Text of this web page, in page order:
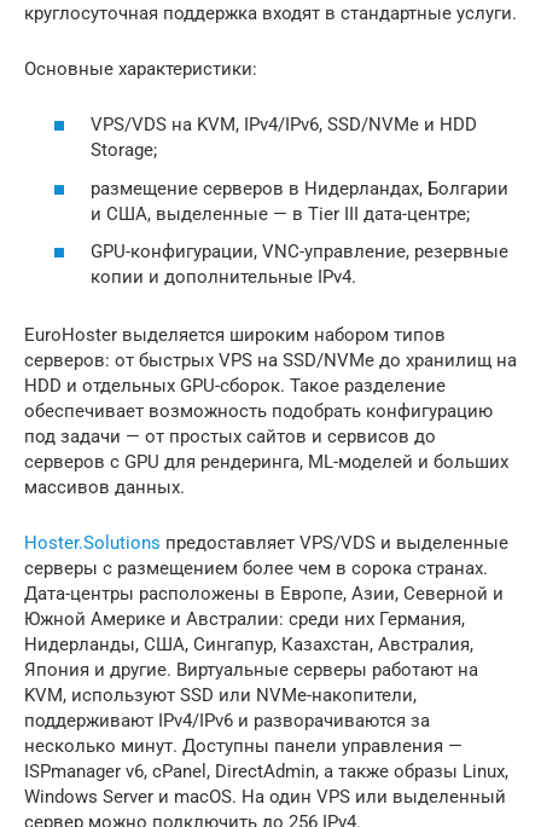
круглосуточная поддержка входят в стандартные услуги.
Основные характеристики:
VPS/VDS на KVM, IPv4/IPv6, SSD/NVMe и HDD
Storage;
размещение серверов в Нидерландах, Болгарии
и США, выделенные — в Tier III дата-центре;
GPU-конфигурации, VNC-управление, резервные
копии и дополнительные IPv4.
EuroHoster выделяется широким набором типов
серверов: от быстрых VPS на SSD/NVMe до хранилищ на
HDD и отдельных GPU-сборок. Такое разделение
обеспечивает возможность подобрать конфигурацию
под задачи — от простых сайтов и сервисов до
серверов с GPU для рендеринга, ML-моделей и больших
массивов данных.
Hoster.Solutions предоставляет VPS/VDS и выделенные
серверы с размещением более чем в сорока странах.
Дата-центры расположены в Европе, Азии, Северной и
Южной Америке и Австралии: среди них Германия,
Нидерланды, США, Сингапур, Казахстан, Австралия,
Япония и другие. Виртуальные серверы работают на
KVM, используют SSD или NVMe-накопители,
поддерживают IPv4/IPv6 и разворачиваются за
несколько минут. Доступны панели управления —
ISPmanager v6, cPanel, DirectAdmin, а также образы Linux,
Windows Server и macOS. На один VPS или выделенный
сервер можно подключить до 256 IPv4.